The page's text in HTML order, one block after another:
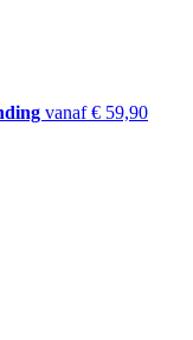
vanaf € 59,90